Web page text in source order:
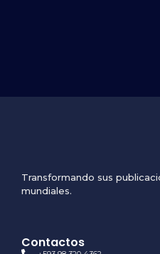
Transformando sus
mundiales.
Contactos